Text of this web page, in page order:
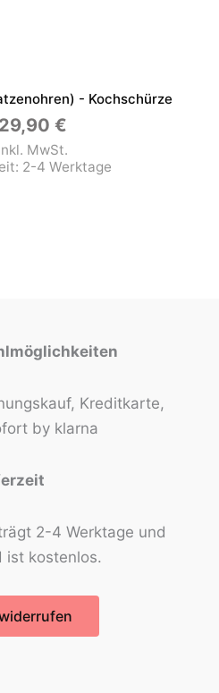
- Kochschürze
29,90 €
MwSt.
2-4 Werktage
Kreditkarte,
by klarna
2-4 Werktage und
ist kostenlos.